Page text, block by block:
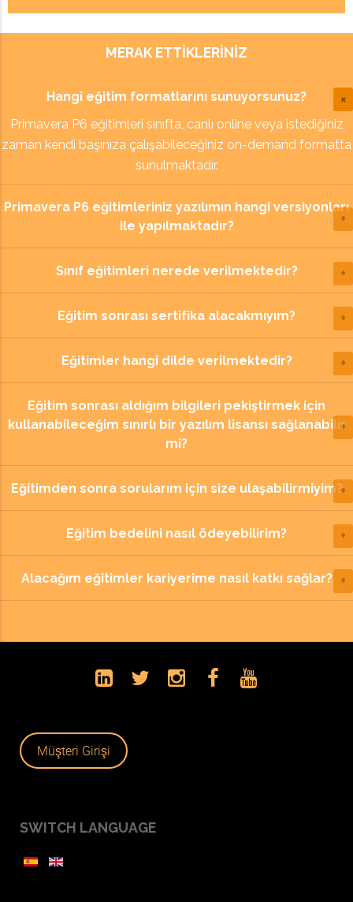
MERAK ETTIKLERINIZ
Hangi eğitim formatlarını sunuyorsunuz?
Primavera P6 eğitimleri sınıfta, canlı online veya istediğiniz
zaman kendi başınıza çalışabileceğiniz on-demand formatta
sunulmaktadır.
Primavera P6 eğitimleriniz yazılımın hangi versiyonları
ile yapılmaktadır?
Sınıf eğitimleri nerede verilmektedir?
Eğitim sonrası sertifika alacakmıyım?
Eğitimler hangi dilde verilmektedir?
Eğitim sonrası aldığım bilgileri pekiştirmek için
kullanabileceğim sınırlı bir yazılım lisansı sağlanabilir
mi?
Eğitimden sonra sorularım için size ulaşabilirmiyim?
Eğitim bedelini nasıl ödeyebilirim?
Alacağım eğitimler kariyerime nasıl katkı sağlar?
Müşteri Girişi
SWITCH LANGUAGE